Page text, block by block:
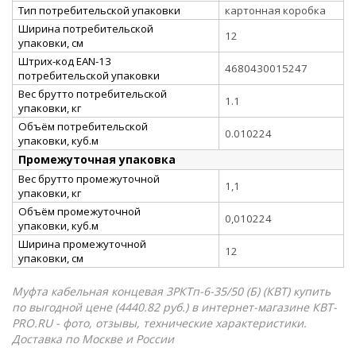
Тип потребительской упаковки
картонная коробка
Ширина потребительской
упаковки, см
12
Штрих-код EAN-13
потребительской упаковки
4680430015247
Вес брутто потребительской
упаковки, кг
1.1
Объём потребительской
упаковки, куб.м
0.010224
Промежуточная упаковка
Вес брутто промежуточной
упаковки, кг
1,1
Объём промежуточной
упаковки, куб.м
0,010224
Ширина промежуточной
упаковки, см
12
Муфта кабельная концевая 3РКТп-6-35/50 (Б) (КВТ) купить
по выгодной цене (4440.82 руб.) в интернет-магазине КВТ-
PRO.RU - фото, отзывы, технические характеристики.
Доставка по Москве и России